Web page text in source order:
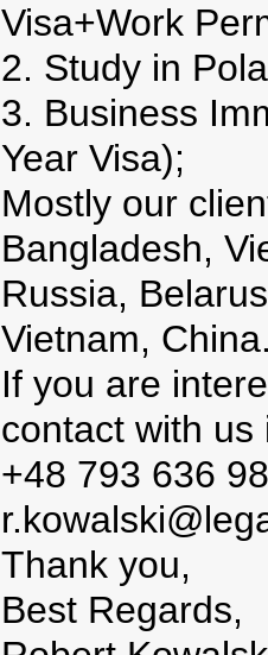
Visa+Work
2. Study in
3. Business
Year Visa);
Mostly our
Bangladesh,
Russia,
Vietnam,
If you are
contact with us
+48 793 636
Thank you,
Best Regards,